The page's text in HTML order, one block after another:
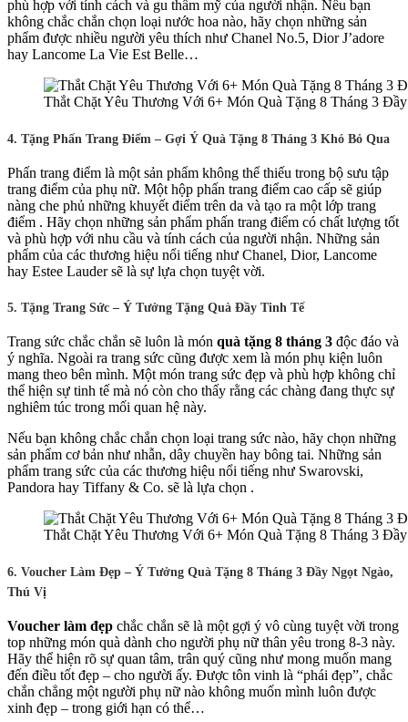
phù hợp với tính cách và gu thẩm mỹ của người nhận. Nếu bạn
không chắc chắn chọn loại nước hoa nào, hãy chọn những sản
phẩm được nhiều người yêu thích như Chanel No.5, Dior J’adore
hay Lancome La Vie Est Belle…
Thắt Chặt Yêu Thương Với 6+ Món Quà Tặng 8 Tháng 3
4. Tặng Phấn Trang Điểm – Gợi Ý Quà Tặng 8 Tháng 3 Khó Bỏ Qua
Phấn trang điểm là một sản phẩm không thể thiếu trong bộ sưu tập
trang điểm của phụ nữ. Một hộp phấn trang điểm cao cấp sẽ giúp
nàng che phủ những khuyết điểm trên da và tạo ra một lớp trang
điểm . Hãy chọn những sản phẩm phấn trang điểm có chất lượng tốt
và phù hợp với nhu cầu và tính cách của người nhận. Những sản
phẩm của các thương hiệu nổi tiếng như Chanel, Dior, Lancome
hay Estee Lauder sẽ là sự lựa chọn tuyệt vời.
5. Tặng Trang Sức – Ý Tưởng Tặng Quà Đầy Tinh Tế
Trang sức chắc chắn sẽ luôn là món quà tặng 8 tháng 3 độc đáo và
ý nghĩa. Ngoài ra trang sức cũng được xem là món phụ kiện luôn
mang theo bên mình. Một món trang sức đẹp và phù hợp không chỉ
thể hiện sự tinh tế mà nó còn cho thấy rằng các chàng đang thực sự
nghiêm túc trong mối quan hệ này.
Nếu bạn không chắc chắn chọn loại trang sức nào, hãy chọn những
sản phẩm cơ bản như nhẫn, dây chuyền hay bông tai. Những sản
phẩm trang sức của các thương hiệu nổi tiếng như Swarovski,
Pandora hay Tiffany & Co. sẽ là lựa chọn .
Thắt Chặt Yêu Thương Với 6+ Món Quà Tặng 8 Tháng 3
6. Voucher Làm Đẹp – Ý Tưởng Quà Tặng 8 Tháng 3 Đầy Ngọt Ngào,
Thú Vị
Voucher làm đẹp chắc chắn sẽ là một gợi ý vô cùng tuyệt vời trong
top những món quà dành cho người phụ nữ thân yêu trong 8-3 này.
Hãy thể hiện rõ sự quan tâm, trân quý cũng như mong muốn mang
đến điều tốt đẹp – cho người ấy. Được tôn vinh là “phái đẹp”, chắc
chắn chẳng một người phụ nữ nào không muốn mình luôn được
xinh đẹp – trong giới hạn có thể…